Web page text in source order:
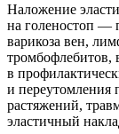
Наложение
на голеностоп —
варикоза вен,
тромбофлебитов,
в
и переутомления
растяжений,
эластичный